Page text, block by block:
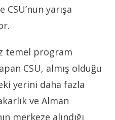
CSU’nun yarışa
temel program
CSU, almış olduğu
yerini daha fazla
ve Alman
merkeze alındığı